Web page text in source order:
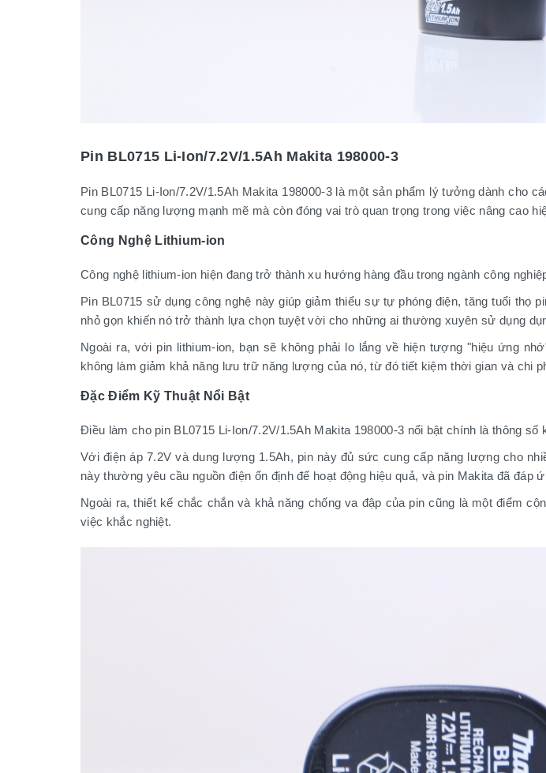
Pin BL0715 Li-Ion/7.2V/1.5Ah Makita 198000-3
Pin BL0715 Li-Ion/7.2V/1.5Ah Makita 198000-3 là một sản phẩm lý tưởng dành cho
cung cấp năng lượng mạnh mẽ mà còn đóng vai trò quan trọng trong việc nâng cao
Công Nghệ Lithium-ion
Công nghệ lithium-ion hiện đang trở thành xu hướng hàng đầu trong ngành công
Pin BL0715 sử dụng công nghệ này giúp giảm thiểu sự tự phóng điện, tăng tuổi
nhỏ gọn khiến nó trở thành lựa chọn tuyệt vời cho những ai thường xuyên sử dụng
Ngoài ra, với pin lithium-ion, bạn sẽ không phải lo lắng về hiện tượng "hiệu ứng
không làm giảm khả năng lưu trữ năng lượng của nó, từ đó tiết kiệm thời gian và chi
Đặc Điểm Kỹ Thuật Nổi Bật
Điều làm cho pin BL0715 Li-Ion/7.2V/1.5Ah Makita 198000-3 nổi bật chính là thông số
Với điện áp 7.2V và dung lượng 1.5Ah, pin này đủ sức cung cấp năng lượng cho
này thường yêu cầu nguồn điện ổn định để hoạt động hiệu quả, và pin Makita đã đáp
Ngoài ra, thiết kế chắc chắn và khả năng chống va đập của pin cũng là một điểm
việc khắc nghiệt.